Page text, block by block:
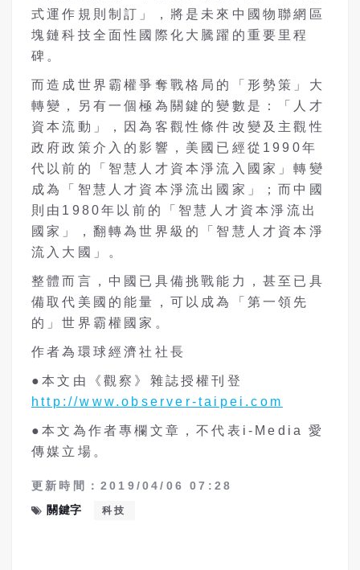
式運作規則制訂」，將是未來中國物聯網區
塊鏈科技全面性國際化大騰躍的重要里程
碑。
而造成世界霸權爭奪戰格局的「形勢策」大
轉變，另有一個極為關鍵的變數是：「人才
資本流動」，因為客觀性條件改變及主觀性
政府政策介入的影響，美國已經從1990年
代以前的「智慧人才資本淨流入國家」轉變
成為「智慧人才資本淨流出國家」；而中國
則由1980年以前的「智慧人才資本淨流出
國家」，翻轉為世界級的「智慧人才資本淨
流入大國」。
整體而言，中國已具備挑戰能力，甚至已具
備取代美國的能量，可以成為「第一領先
的」世界霸權國家。
作者為環球經濟社社長
●本文由《觀察》雜誌授權刊登
http://www.observer-taipei.com
●本文為作者專欄文章，不代表i-Media 愛
傳媒立場。
更新時間：2019/04/06 07:28
關鍵字
科技